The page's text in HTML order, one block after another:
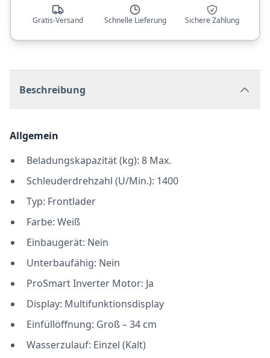
Gratis-Versand Schnelle Lieferung Sichere Zahlung
Beschreibung
Allgemein
Beladungskapazität (kg): 8 Max.
Schleuderdrehzahl (U/Min.): 1400
Typ: Frontlader
Farbe: Weiß
Einbaugerät: Nein
Unterbaufähig: Nein
ProSmart Inverter Motor: Ja
Display: Multifunktionsdisplay
Einfüllöffnung: Groß – 34 cm
Wasserzulauf: Einzel (Kalt)